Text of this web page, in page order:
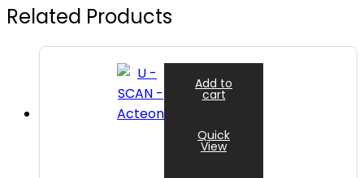
Related Products
Add to
cart
Quick
View